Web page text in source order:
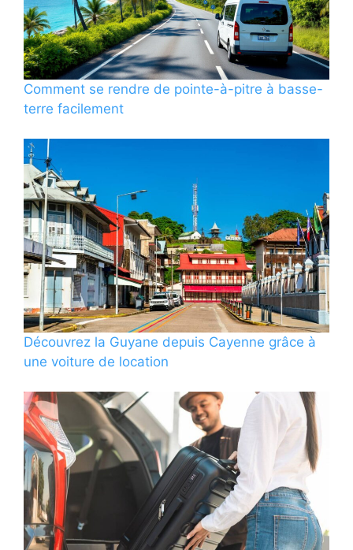
Comment se rendre de pointe-à-pitre à basse-
terre facilement
Découvrez la Guyane depuis Cayenne grâce à
une voiture de location